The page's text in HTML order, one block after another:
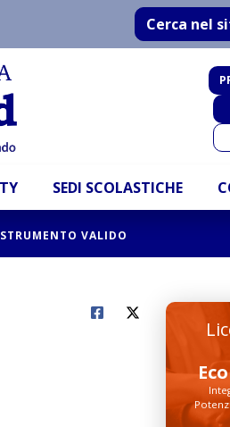
Cerca nel
SEDI SCOLASTICHE
VALIDO